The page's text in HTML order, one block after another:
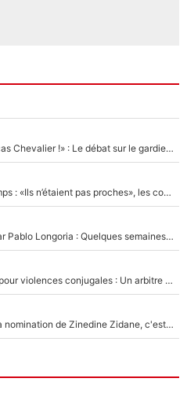
«Admets que tu t'es trompé sur Lucas Chevalier !» : Le débat sur le gardien du PSG vire au clash à l'After Foot
Zinédine Zidane et Didier Deschamps : «Ils n’étaient pas proches», les confidences d’un membre de l’équipe de France 1998 sur leur relation spéciale
Medhi Benatia s'est «senti trahi» par Pablo Longoria : Quelques semaines après son départ, l'ancien directeur de football de l'OM règle ses comptes
Des terrains de Ligue 1 au tribunal pour violences conjugales : Un arbitre français encourt une peine de 18 mois de prison !
Equipe de France : 10 jours après la nomination de Zinedine Zidane, c'est au tour de son fils de prendre un nouveau départ !